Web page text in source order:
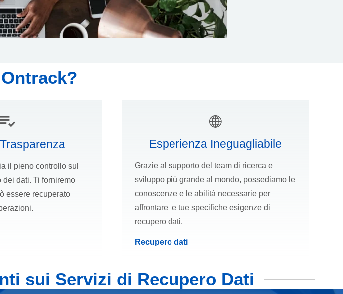
il pieno controllo sul
dei dati. Ti forniremo
essere recuperato
Esperienza Ineguagliabile
Grazie al supporto del team di ricerca e
sviluppo più grande al mondo, possediamo le
conoscenze e le abilità necessarie per
affrontare le tue specifiche esigenze di
recupero dati.
Recupero dati
sui Servizi di Recupero Dati